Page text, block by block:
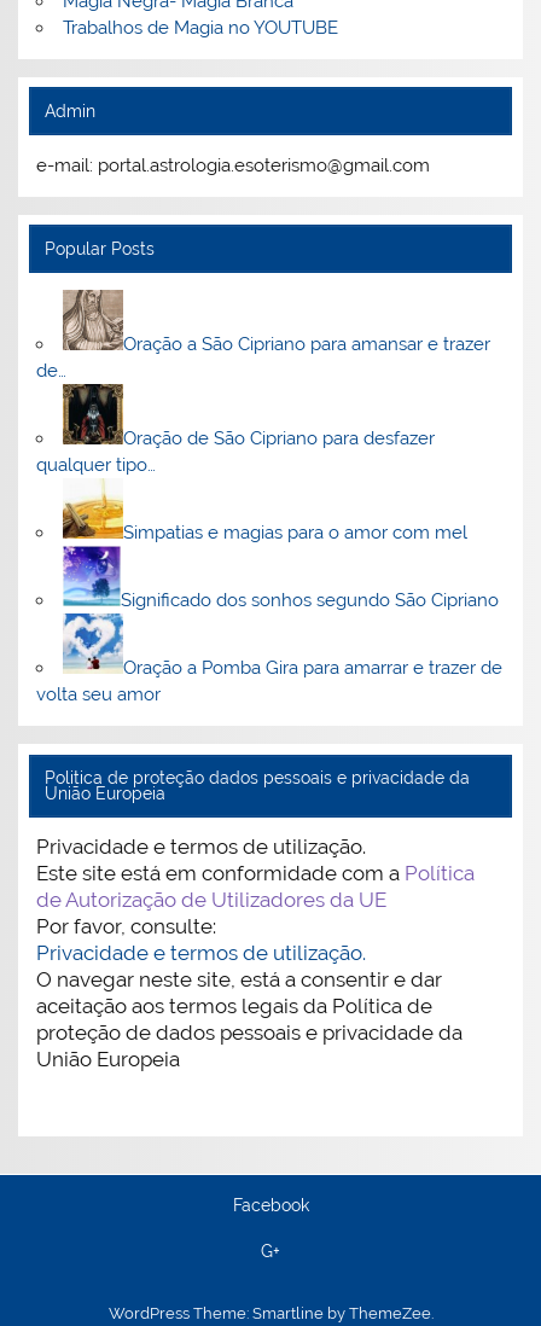
Trabalhos de Magia no YOUTUBE
Admin
e-mail: portal.astrologia.esoterismo@gmail.com
Popular Posts
Oração a São Cipriano para amansar e trazer
de…
Oração de São Cipriano para desfazer
qualquer tipo…
Simpatias e magias para o amor com mel
Significado dos sonhos segundo São Cipriano
Oração a Pomba Gira para amarrar e trazer de
volta seu amor
Politica de proteção dados pessoais e privacidade da
União Europeia
Privacidade e termos de utilização.
Este site está em conformidade com a Política
de Autorização de Utilizadores da UE
Por favor, consulte:
Privacidade e termos de utilização.
O navegar neste site, está a consentir e dar
aceitação aos termos legais da Política de
proteção de dados pessoais e privacidade da
União Europeia
Facebook
G+
WordPress Theme: Smartline by ThemeZee.